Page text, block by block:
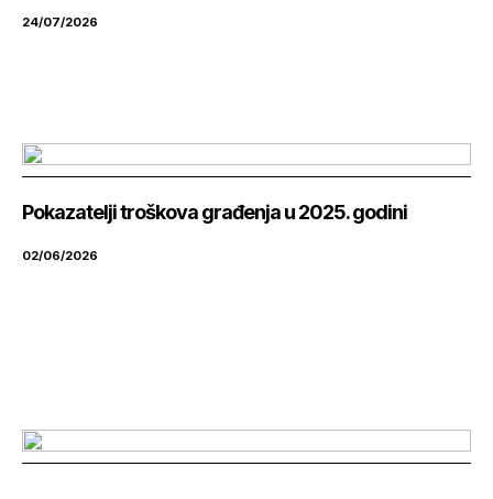
24/07/2026
Pokazatelji troškova građenja u 2025. godini
02/06/2026